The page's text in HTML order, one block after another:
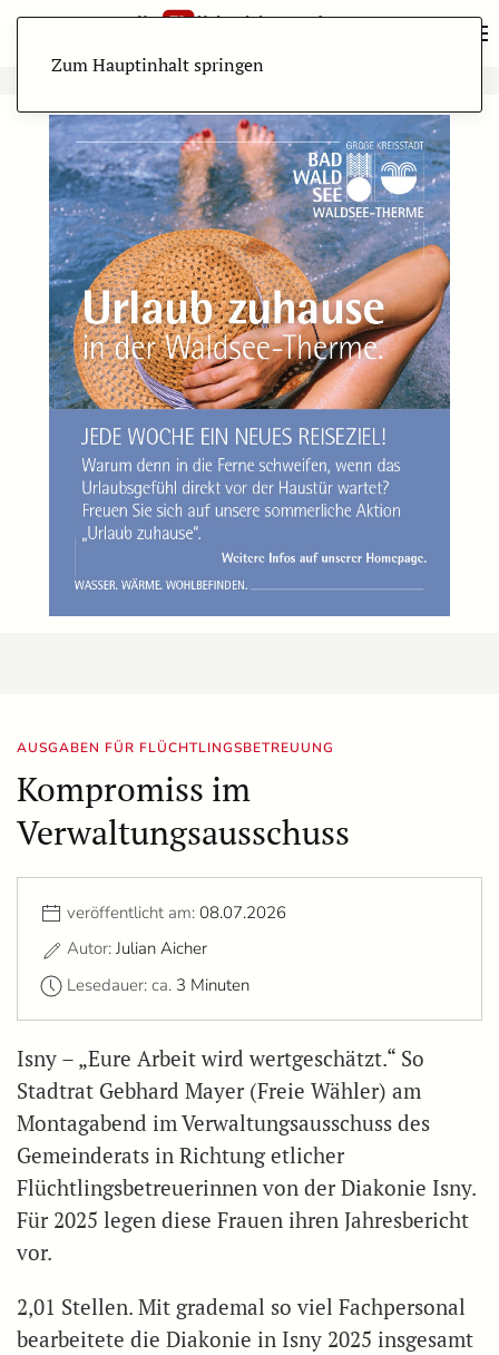
Zum Hauptinhalt springen
AUSGABEN FÜR FLÜCHTLINGSBETREUUNG
Kompromiss im
Verwaltungsausschuss
veröffentlicht am: 08.07.2026
Autor: Julian Aicher
Lesedauer: ca. 3 Minuten
Isny – „Eure Arbeit wird wertgeschätzt.“ So
Stadtrat Gebhard Mayer (Freie Wähler) am
Montagabend im Verwaltungsausschuss des
Gemeinderats in Richtung etlicher
Flüchtlingsbetreuerinnen von der Diakonie Isny.
Für 2025 legen diese Frauen ihren Jahresbericht
vor.
2,01 Stellen. Mit grademal so viel Fachpersonal
bearbeitete die Diakonie in Isny 2025 insgesamt